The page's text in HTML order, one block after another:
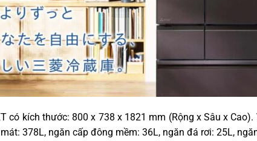
có kích thước: 800 x 738 x 1821 mm (Rộng x Sâu x
378L, ngăn cấp đông mềm: 36L, ngăn đá rơi: 25L,